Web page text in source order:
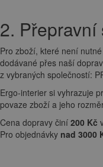
2.
Pro zboží, které není
dodávané přes naší
z vybraných společností:
Ergo-interier si vyhrazuje
povaze zboží a jeho
Cena dopravy činí 200 Kč
Pro objednávky nad 3000